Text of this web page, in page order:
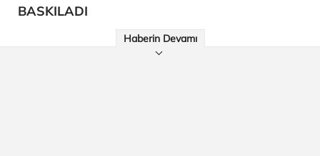
BASKILADI
Haberin Devamı